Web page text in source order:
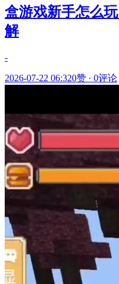
盒游戏新手怎么
解
-
2026-07-22 06:320赞 · 0评论